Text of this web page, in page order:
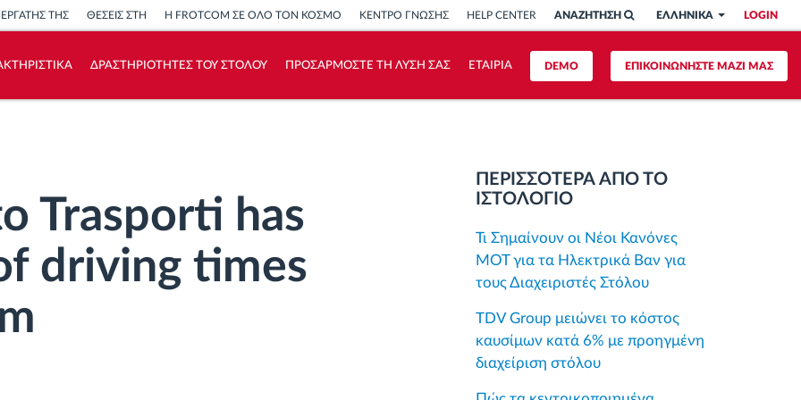
LOGIN
ΕΛΛΗΝΙΚΑ
ΑΝΑΖΗΤΗΣΗ
ΤΗΣ ΘΕΣΕΙΣ ΣΤΗ Η FROTCOM ΣΕ ΟΛΟ ΤΟΝ ΚΟΣΜΟ ΚΕΝΤΡΟ ΓΝΩΣΗΣ HELP CENTER
ΕΠΙΚΟΙΝΩΝΗΣΤΕ ΜΑΖΙ ΜΑΣ
DEMO
ΔΡΑΣΤΗΡΙΟΤΗΤΕΣ ΤΟΥ ΣΤΟΛΟΥ ΠΡΟΣΑΡΜΟΣΤΕ ΤΗ ΛΥΣΗ ΣΑΣ ΕΤΑΙΡΙΑ
Trasporti has
driving times
ΠΕΡΙΣΣΟΤΕΡΑ ΑΠΟ ΤΟ
ΙΣΤΟΛΟΓΙΟ
Τι Σημαίνουν οι Νέοι Κανόνες
MOT για τα Ηλεκτρικά Βαν για
τους Διαχειριστές Στόλου
TDV Group μειώνει το κόστος
καυσίμων κατά 6% με προηγμένη
διαχείριση στόλου